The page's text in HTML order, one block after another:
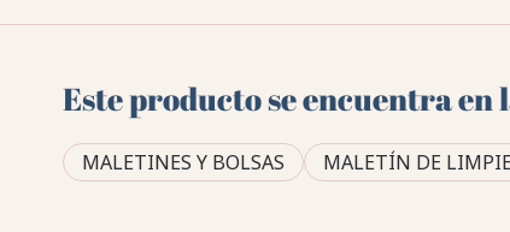
Este producto se encuentra en
MALETINES Y BOLSAS MALETÍN DE